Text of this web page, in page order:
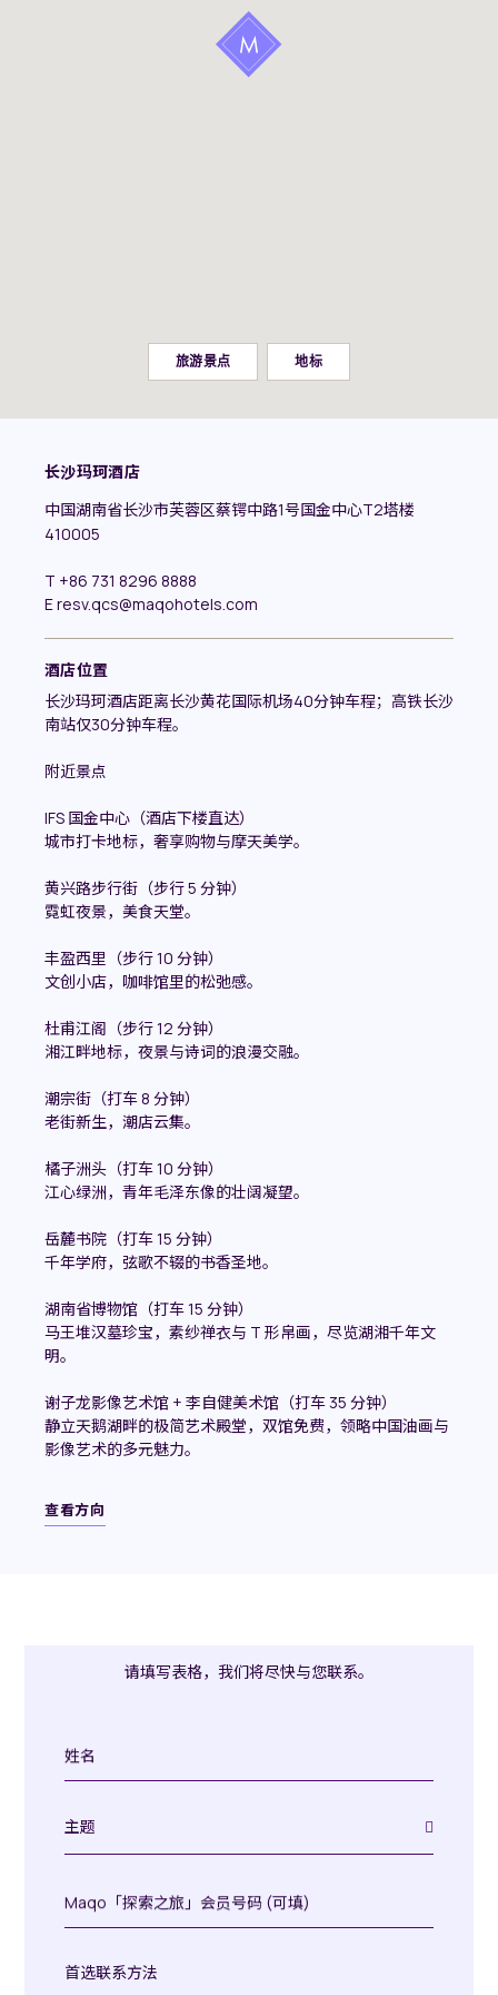
旅游景点 地标
长沙玛珂酒店
中国湖南省长沙市芙蓉区蔡锷中路1号国金中心T2塔楼
410005
T +86 731 8296 8888
Eresv.qcs@maqohotels.com
酒店位置
长沙玛珂酒店距离长沙黄花国际机场40分钟车程；高铁长沙
南站仅30分钟车程。
附近景点
IFS 国金中心（酒店下楼直达）
城市打卡地标，奢享购物与摩天美学。
黄兴路步行街（步行 5 分钟）
霓虹夜景，美食天堂。
丰盈西里（步行 10 分钟）
文创小店，咖啡馆里的松弛感。
杜甫江阁（步行 12 分钟）
湘江畔地标，夜景与诗词的浪漫交融。
潮宗街（打车 8 分钟）
老街新生，潮店云集。
橘子洲头（打车 10 分钟）
江心绿洲，青年毛泽东像的壮阔凝望。
岳麓书院（打车 15 分钟）
千年学府，弦歌不辍的书香圣地。
湖南省博物馆（打车 15 分钟）
马王堆汉墓珍宝，素纱禅衣与 T 形帛画，尽览湖湘千年文
明。
谢子龙影像艺术馆 + 李自健美术馆（打车 35 分钟）
静立天鹅湖畔的极简艺术殿堂，双馆免费，领略中国油画与
影像艺术的多元魅力。
查看方向
请填写表格，我们将尽快与您联系。
姓
主题
Maqo「探
首选联系方法